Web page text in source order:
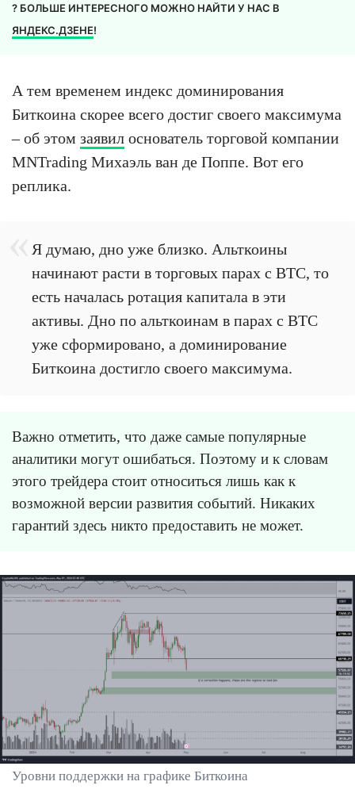
? БОЛЬШЕ ИНТЕРЕСНОГО МОЖНО НАЙТИ У НАС В
ЯНДЕКС.ДЗЕНЕ!
А тем временем индекс доминирования
Биткоина скорее всего достиг своего максимума
– об этом заявил основатель торговой компании
MNTrading Михаэль ван де Поппе. Вот его
реплика.
Я думаю, дно уже близко. Альткоины
начинают расти в торговых парах с BTC, то
есть началась ротация капитала в эти
активы. Дно по альткоинам в парах с BTC
уже сформировано, а доминирование
Биткоина достигло своего максимума.
Важно отметить, что даже самые популярные
аналитики могут ошибаться. Поэтому и к словам
этого трейдера стоит относиться лишь как к
возможной версии развития событий. Никаких
гарантий здесь никто предоставить не может.
Уровни поддержки на графике Биткоина